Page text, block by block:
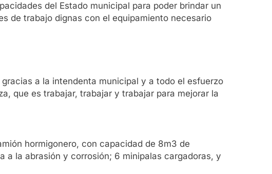
del Estado municipal para poder brindar un
de trabajo dignas con el equipamiento necesario
a la intendenta municipal y a todo el esfuerzo
que es trabajar, trabajar y trabajar para mejorar la
hormigonero, con capacidad de 8m3 de
a la abrasión y corrosión; 6 minipalas cargadoras, y